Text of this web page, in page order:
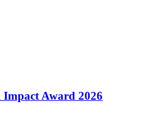
Impact Award 2026